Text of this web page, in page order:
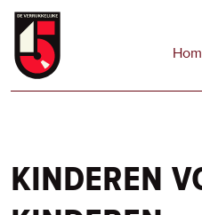
Overslaan
naar
kinderen